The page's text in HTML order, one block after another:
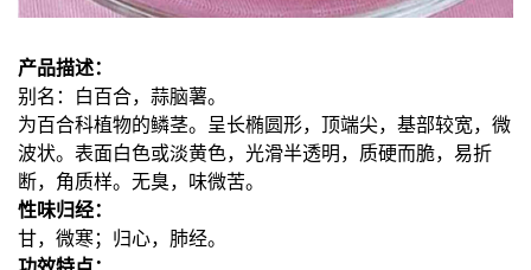
产品描述：
别名：白百合，蒜脑薯。
为百合科植物的鳞茎。呈长椭圆形，顶端尖，基部较宽，微
波状。表面白色或淡黄色，光滑半透明，质硬而脆，易折
断，角质样。无臭，味微苦。
性味归经：
甘，微寒；归心，肺经。